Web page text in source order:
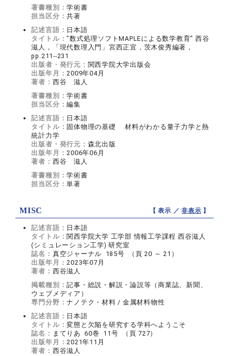
著書種別：学術書
担当区分：共著
記述言語： 日本語
タイトル："数式処理ソフトMAPLEによる数学教育" 西谷
滋人，「現代数理入門」宮西正宜，茨木俊秀編著，
pp.211--231
出版者・発行元： 関西学院大学出版会
出版年月：2009年04月
著者： 西谷 滋人
著書種別：学術書
担当区分：編集
記述言語： 日本語
タイトル： 固体物理の基礎 材料がわかる量子力学と熱
統計力学
出版者・発行元： 森北出版
出版年月：2006年06月
著者： 西谷 滋人
著書種別：学術書
担当区分：単著
MISC 【 表示 ／非表示 】
記述言語： 日本語
タイトル： 関西学院大学 工学部 情報工学課程 西谷滋人
(シミュレーション工学) 研究室
誌名： 真空ジャーナル 185号 （頁 20 ～ 21）
出版年月：2023年07月
著者： 西谷滋人
掲載種別：記事・総説・解説・論説等（商業誌、新聞、
ウェブメディア）
専門分野：ナノテク・材料 / 金属材料物性
記述言語： 日本語
タイトル：変態と欠陥を研究する学科へようこそ
誌名： まてりあ 60巻 11号 （頁 727）
出版年月：2021年11月
著者： 西谷滋人